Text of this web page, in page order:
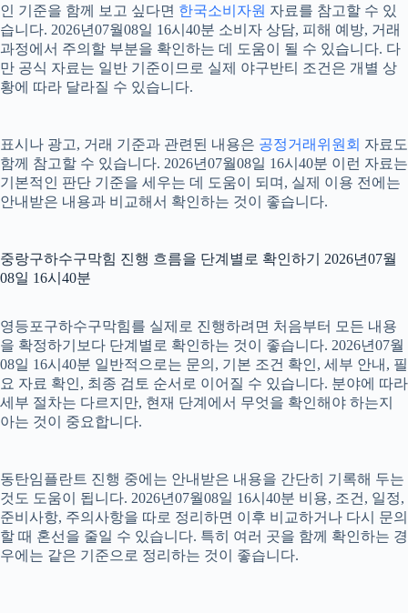
인 기준을 함께 보고 싶다면 한국소비자원 자료를 참고할 수 있
습니다. 2026년07월08일 16시40분 소비자 상담, 피해 예방, 거래
과정에서 주의할 부분을 확인하는 데 도움이 될 수 있습니다. 다
만 공식 자료는 일반 기준이므로 실제 야구반티 조건은 개별 상
황에 따라 달라질 수 있습니다.
표시나 광고, 거래 기준과 관련된 내용은 공정거래위원회 자료도
함께 참고할 수 있습니다. 2026년07월08일 16시40분 이런 자료는
기본적인 판단 기준을 세우는 데 도움이 되며, 실제 이용 전에는
안내받은 내용과 비교해서 확인하는 것이 좋습니다.
중랑구하수구막힘 진행 흐름을 단계별로 확인하기 2026년07월
08일 16시40분
영등포구하수구막힘를 실제로 진행하려면 처음부터 모든 내용
을 확정하기보다 단계별로 확인하는 것이 좋습니다. 2026년07월
08일 16시40분 일반적으로는 문의, 기본 조건 확인, 세부 안내, 필
요 자료 확인, 최종 검토 순서로 이어질 수 있습니다. 분야에 따라
세부 절차는 다르지만, 현재 단계에서 무엇을 확인해야 하는지
아는 것이 중요합니다.
동탄임플란트 진행 중에는 안내받은 내용을 간단히 기록해 두는
것도 도움이 됩니다. 2026년07월08일 16시40분 비용, 조건, 일정,
준비사항, 주의사항을 따로 정리하면 이후 비교하거나 다시 문의
할 때 혼선을 줄일 수 있습니다. 특히 여러 곳을 함께 확인하는 경
우에는 같은 기준으로 정리하는 것이 좋습니다.